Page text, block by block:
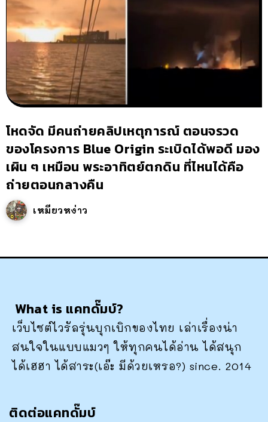
โหดจัด มีคนถ่ายคลิปเหตุการณ์ ตอนจรวด
ของโครงการ Blue Origin ระเบิดได้พอดี มอง
เผิน ๆ เหมือน พระอาทิตย์ตกดิน ที่ไหนได้คือ
ถ่ายตอนกลางคืน
เหมียวหง่าว
What is แคทดั๊มบ์?
เว็บไซต์ไวรัลรุ่นบุกเบิกของไทย เล่าเรื่องน่า
สนใจในแบบแมวๆ ให้ทุกคนได้อ่าน ได้สนุก
ได้เฮฮา ได้สาระ(เอ๊ะ มีด้วยเหรอ?) since. 2014
ติดต่อแคทดั๊มบ์